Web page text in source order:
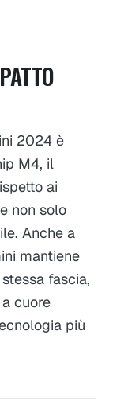
2024 è
M4, il
ai
non solo
Anche a
mantiene
fascia,
cuore
più